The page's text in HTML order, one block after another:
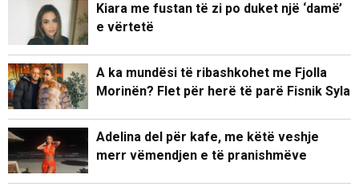
Kiara me fustan të zi po duket një ‘damë’
e vërtetë
A ka mundësi të ribashkohet me Fjolla
Morinën? Flet për herë të parë Fisnik Syla
Adelina del për kafe, me këtë veshje
merr vëmendjen e të pranishmëve